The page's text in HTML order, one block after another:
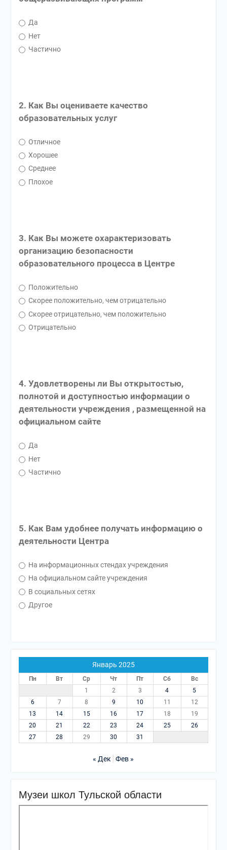
Да
Нет
Частично
2. Как Вы оцениваете качество
образовательных услуг
Отличное
Хорошее
Среднее
Плохое
3. Как Вы можете охарактеризовать
организацию безопасности
образовательного процесса в Центре
Положительно
Скорее положительно, чем отрицательно
Скорее отрицательно, чем положительно
Отрицательно
4. Удовлетворены ли Вы открытостью,
полнотой и доступностью информации о
деятельности учреждения , размещенной на
официальном сайте
Да
Нет
Частично
5. Как Вам удобнее получать информацию о
деятельности Центра
На информационных стендах учреждения
На официальном сайте учреждения
В социальных сетях
Другое
Январь 2025
Пн Вт Ср Чт Пт Сб
Вс
1
2 3 4
5
6
7 8 9 10 11
12
13
14 15 16 17 18
19
20
21 22 23 24 25
26
27
28 29 30 31
« Дек Фев »
Музеи школ Тульской области